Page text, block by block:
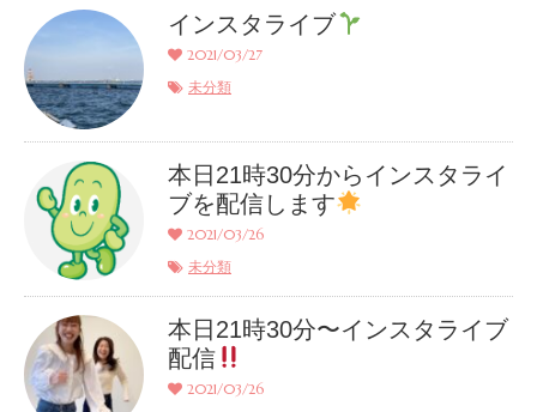
インスタライブ
2021/03/27
未分類
本日21時30分からインスタライ
ブを配信します
2021/03/26
未分類
本日21時30分〜インスタライブ
配信
2021/03/26